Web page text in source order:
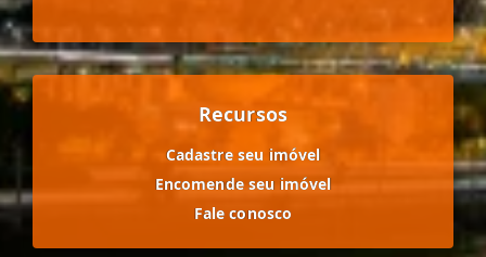
Recursos
Cadastre seu imóvel
Encomende seu imóvel
Fale conosco